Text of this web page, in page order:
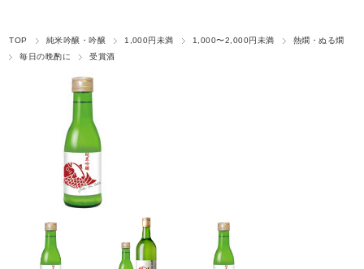
TOP 純米吟醸・吟醸 1,000円未満 1,000〜2,000円未満
熱燗・ぬる燗
毎日の晩酌に
受賞酒